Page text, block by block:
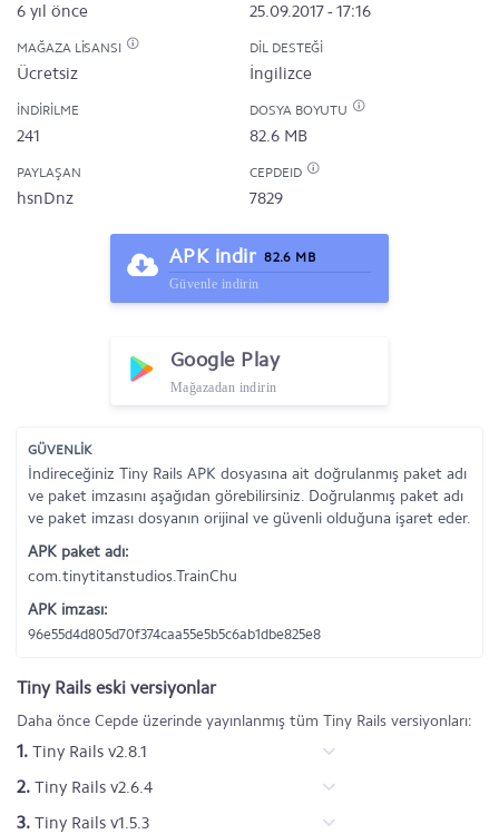
6 yıl önce 25.09.2017 - 17:16
MAĞAZA LISANSI
Ücretsiz
DIL DESTEĞI
İngilizce
İNDIRILME
241
DOSYA BOYUTU
82.6 MB
PAYLAŞAN
hsnDnz
CEPDEID
7829
APK indir 82.6 MB
Güvenle indirin
Google Play
Mağazadan indirin
GÜVENLİK
İndireceğiniz Tiny Rails APK dosyasına ait doğrulanmış paket adı
ve paket imzasını aşağıdan görebilirsiniz. Doğrulanmış paket adı
ve paket imzası dosyanın orijinal ve güvenli olduğuna işaret eder.
APK paket adı:
com.tinytitanstudios.TrainChu
APK imzası:
96e55d4d805d70f374caa55e5b5c6ab1dbe825e8
Tiny Rails eski versiyonlar
Daha önce Cepde üzerinde yayınlanmış tüm Tiny Rails versiyonları:
1. Tiny Rails v2.8.1
2. Tiny Rails v2.6.4
3. Tiny Rails v1.5.3